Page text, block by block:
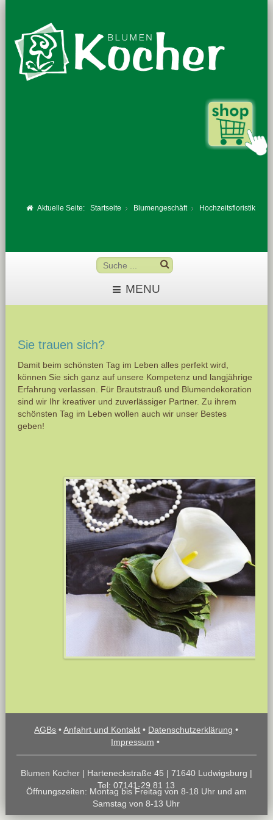
Aktuelle Seite: Startseite Blumengeschäft Hochzeitsfloristik
MENU
Sie trauen sich?
Damit beim schönsten Tag im Leben alles perfekt wird,
können Sie sich ganz auf unsere Kompetenz und langjährige
Erfahrung verlassen. Für Brautstrauß und Blumendekoration
sind wir Ihr kreativer und zuverlässiger Partner. Zu ihrem
schönsten Tag im Leben wollen auch wir unser Bestes
geben!
AGBs •Anfahrt und Kontakt • Datenschutzerklärung •
Impressum •
Blumen Kocher | Harteneckstraße 45 | 71640 Ludwigsburg |
Tel: 07141-29 81 13
Öffnungszeiten: Montag bis Freitag von 8-18 Uhr und am
Samstag von 8-13 Uhr